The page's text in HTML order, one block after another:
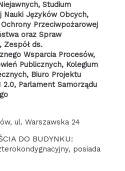
Studium
Nauki Języków Obcych,
Przeciwpożarowej
oraz Spraw
Zespół ds.
Wsparcia Procesów,
Publicznych, Kolegium
Biuro Projektu
2.0, Parlament Samorządu
ul. Warszawska 24
DO BUDYNKU:
posiada